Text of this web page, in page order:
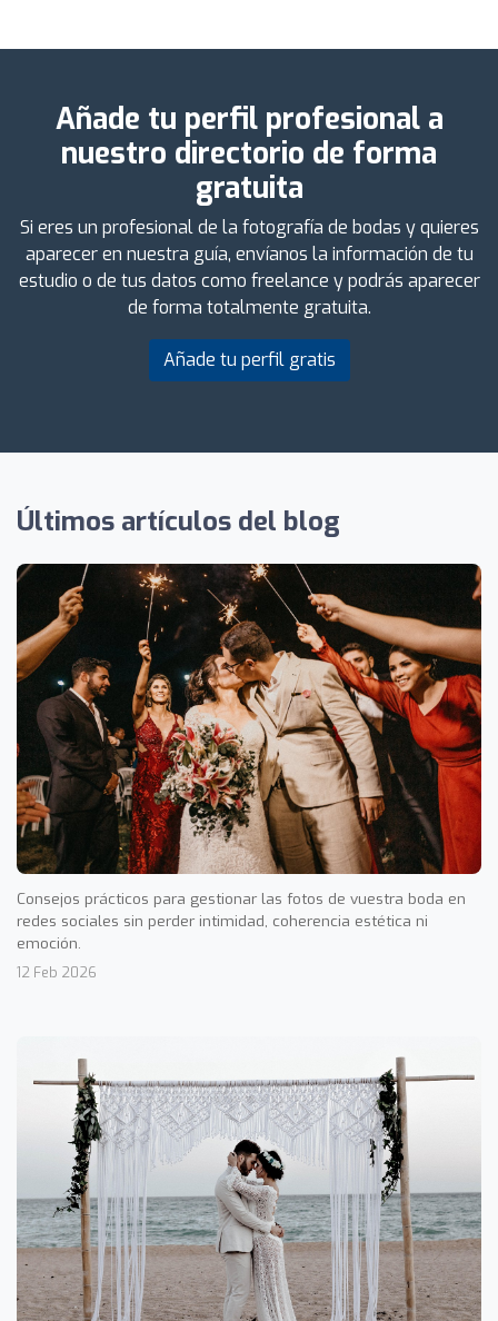
Añade tu perfil profesional a
nuestro directorio de forma
gratuita
Si eres un profesional de la fotografía de bodas y quieres
aparecer en nuestra guía, envíanos la información de tu
estudio o de tus datos como freelance y podrás aparecer
de forma totalmente gratuita.
Añade tu perfil gratis
Últimos artículos del blog
Consejos prácticos para gestionar las fotos de vuestra boda en
redes sociales sin perder intimidad, coherencia estética ni
emoción.
12 Feb 2026